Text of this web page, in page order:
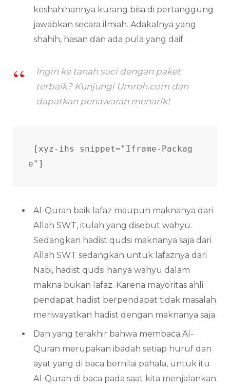
keshahihannya kurang bisa di pertanggung
jawabkan secara ilmiah. Adakalnya yang
shahih, hasan dan ada pula yang daif.
Ingin ke tanah suci dengan paket
terbaik? Kunjungi Umroh.com dan
dapatkan penawaran menarik!
[xyz-ihs snippet="Iframe-Packag
e"]
Al-Quran baik lafaz maupun maknanya dari
Allah SWT, itulah yang disebut wahyu.
Sedangkan hadist qudsi maknanya saja dari
Allah SWT sedangkan untuk lafaznya dari
Nabi, hadist qudsi hanya wahyu dalam
makna bukan lafaz. Karena mayoritas ahli
pendapat hadist berpendapat tidak masalah
meriwayatkan hadist dengan maknanya saja.
Dan yang terakhir bahwa membaca Al-
Quran merupakan ibadah setiap huruf dan
ayat yang di baca bernilai pahala, untuk itu
Al-Quran di baca pada saat kita menjalankan